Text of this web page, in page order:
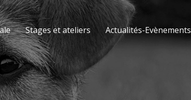
Stages et ateliers Actualités-Evènements